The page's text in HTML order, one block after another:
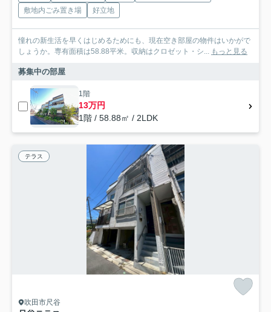
敷地内ごみ置き場
好立地
憧れの新生活を早くはじめるためにも、現在空き部屋の物件はいかがで
しょうか。専有面積は58.88平米。収納はクロゼット・シ... もっと見る
募集中の部屋
1階
13万円
1階 / 58.88㎡ / 2LDK
テラス
吹田市尺谷